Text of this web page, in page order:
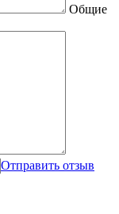
Общие
Отправить отзыв